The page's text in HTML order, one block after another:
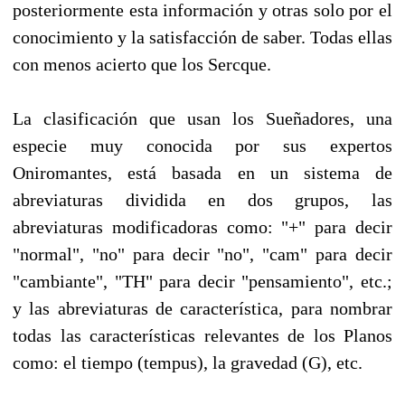
posteriormente esta información y otras solo por el
conocimiento y la satisfacción de saber. Todas ellas
con menos acierto que los Sercque.
La clasificación que usan los Sueñadores, una
especie muy conocida por sus expertos
Oniromantes, está basada en un sistema de
abreviaturas dividida en dos grupos, las
abreviaturas modificadoras como: "+" para decir
"normal", "no" para decir "no", "cam" para decir
"cambiante", "TH" para decir "pensamiento", etc.;
y las abreviaturas de característica, para nombrar
todas las características relevantes de los Planos
como: el tiempo (tempus), la gravedad (G), etc.